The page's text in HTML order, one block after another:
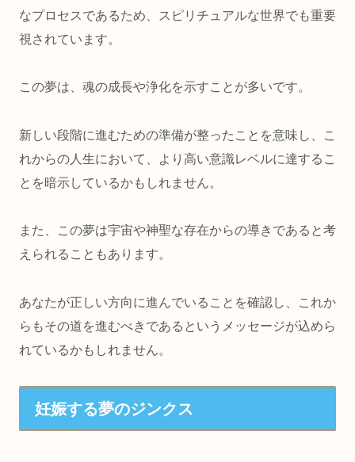
なプロセスであるため、スピリチュアルな世界でも重要
視されています。
この夢は、魂の成長や浄化を示すことが多いです。
新しい段階に進むための準備が整ったことを意味し、こ
れからの人生において、より高い意識レベルに達するこ
とを暗示しているかもしれません。
また、この夢は宇宙や神聖な存在からの導きであると考
えられることもあります。
あなたが正しい方向に進んでいることを確認し、これか
らもその道を進むべきであるというメッセージが込めら
れているかもしれません。
妊娠する夢のジンクス